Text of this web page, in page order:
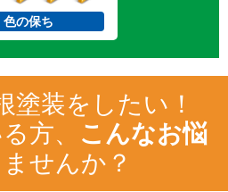
色の保ち
塗装をしたい！
方、 こんなお悩
せんか？